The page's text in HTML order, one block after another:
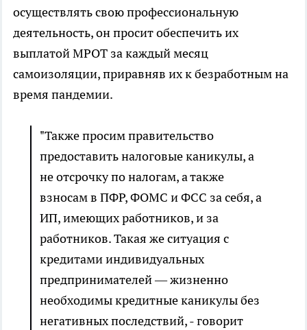
осуществлять свою профессиональную
деятельность, он просит обеспечить их
выплатой МРОТ за каждый месяц
самоизоляции, приравняв их к безработным на
время пандемии.
"Также просим правительство
предоставить налоговые каникулы, а
не отсрочку по налогам, а также
взносам в ПФР, ФОМС и ФСС за себя, а
ИП, имеющих работников, и за
работников. Такая же ситуация с
кредитами индивидуальных
предпринимателей — жизненно
необходимы кредитные каникулы без
негативных последствий, - говорит